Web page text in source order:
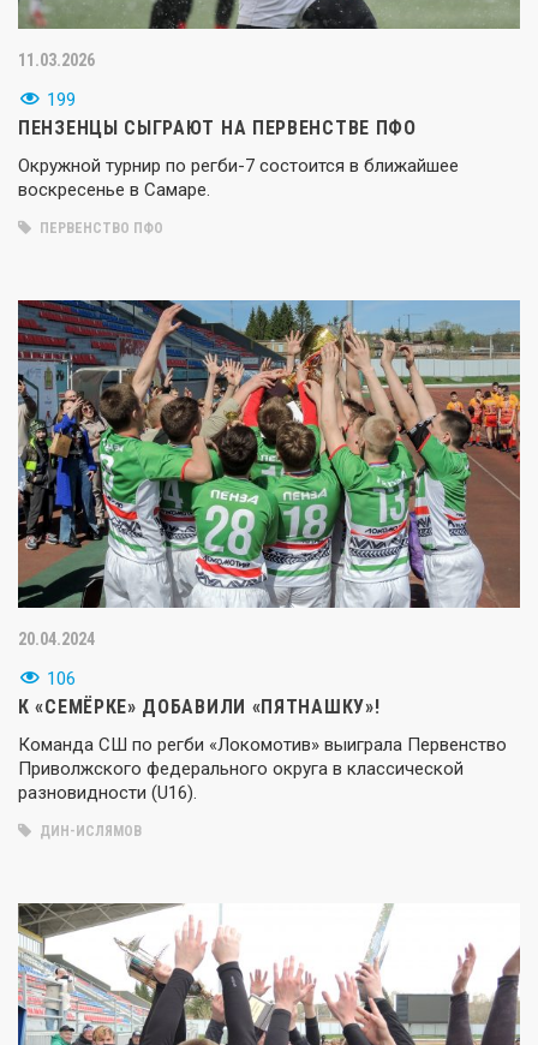
11.03.2026
199
ПЕНЗЕНЦЫ СЫГРАЮТ НА ПЕРВЕНСТВЕ ПФО
Окружной турнир по регби-7 состоится в ближайшее
воскресенье в Самаре.
ПЕРВЕНСТВО ПФО
20.04.2024
106
К «СЕМЁРКЕ» ДОБАВИЛИ «ПЯТНАШКУ»!
Команда СШ по регби «Локомотив» выиграла Первенство
Приволжского федерального округа в классической
разновидности (U16).
ДИН-ИСЛЯМОВ